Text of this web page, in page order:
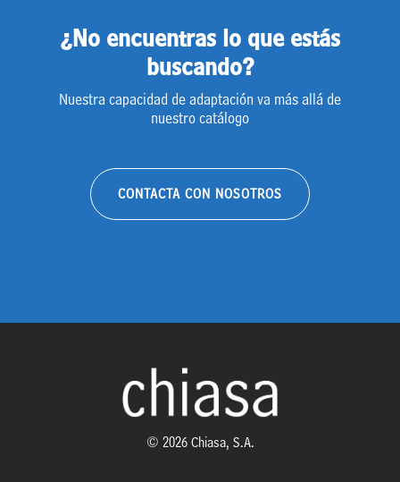
¿No encuentras lo que estás
buscando?
Nuestra capacidad de adaptación va más allá de
nuestro catálogo
CONTACTA CON NOSOTROS
© 2026 Chiasa, S.A.